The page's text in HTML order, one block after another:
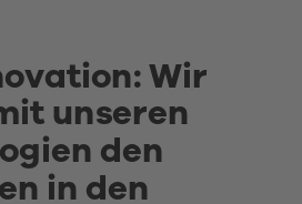
Wir
unseren
den
in den